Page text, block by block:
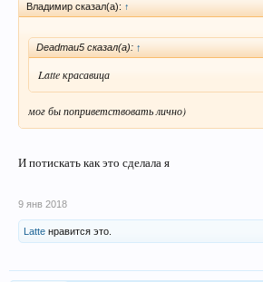
Владимир сказал(а): ↑
Deadmau5 сказал(а): ↑
Latte красавица
мог бы поприветствовать лично)
И потискать как это сделала я
9 янв 2018
Latte нравится это.